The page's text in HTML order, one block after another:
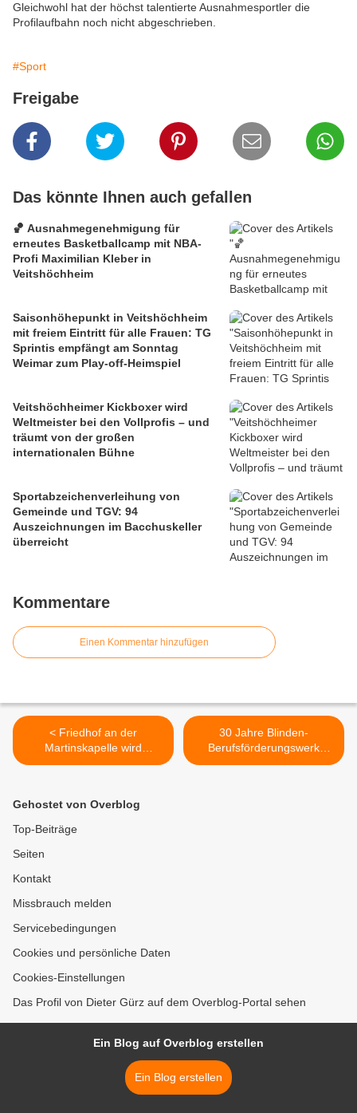
Gleichwohl hat der höchst talentierte Ausnahmesportler die
Profilaufbahn noch nicht abgeschrieben.
#Sport
Freigabe
Das könnte Ihnen auch gefallen
🏀 Ausnahmegenehmigung für
erneutes Basketballcamp mit NBA-
Profi Maximilian Kleber in
Veitshöchheim
Saisonhöhepunkt in Veitshöchheim
mit freiem Eintritt für alle Frauen: TG
Sprintis empfängt am Sonntag
Weimar zum Play-off-Heimspiel
Veitshöchheimer Kickboxer wird
Weltmeister bei den Vollprofis – und
träumt von der großen
internationalen Bühne
Sportabzeichenverleihung von
Gemeinde und TGV: 94
Auszeichnungen im Bacchuskeller
überreicht
Kommentare
Einen Kommentar hinzufügen
< Friedhof an der
Martinskapelle wird
aufgewertet
30 Jahre Blinden-
Berufsförderungswerk
(BFW) in Veitshöchheim >
Gehostet von Overblog
Top-Beiträge
Seiten
Kontakt
Missbrauch melden
Servicebedingungen
Cookies und persönliche Daten
Cookies-Einstellungen
Das Profil von Dieter Gürz auf dem Overblog-Portal sehen
Ein Blog auf Overblog erstellen
Ein Blog erstellen